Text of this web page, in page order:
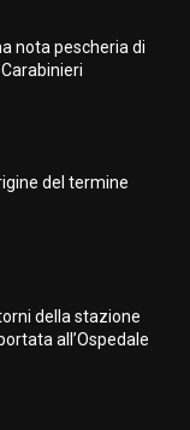
nota pescheria di
del termine
della stazione
all’Ospedale